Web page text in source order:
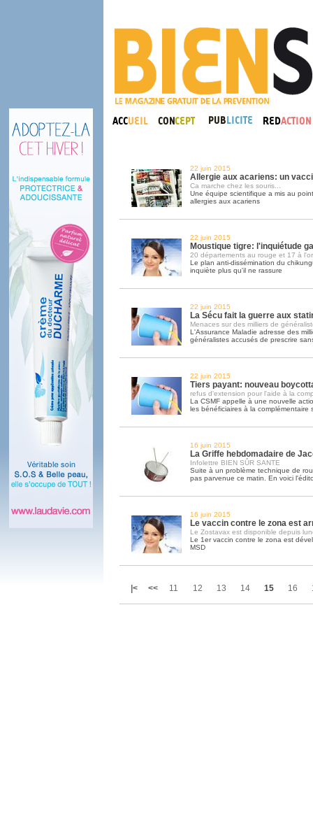
22 juin 2015
Allergie aux acariens: un
Ca marche chez les souris...
Une équipe scientifique a mis au
allergies aux acariens
22 juin 2015
Moustique tigre: l'inquiétude
20 départements au rouge et 17 à
Le plan anti-dissémination du
inquiète plus qu'il ne rassure
22 juin 2015
La Sécu fait la guerre aux
Menaces sur des milliers de
L'Assurance Maladie adresse des
généralistes accusés de prescrire
22 juin 2015
Tiers payant: nouveau
refus d'extension pour l'aide à la
La CSMF appelle à une nouvelle
les bénéficiaires à la complémentaire
16 juin 2015
La Griffe hebdomadaire de
Infolettre BIEN SÛR SANTE
Suite à un problème technique de
pas parvenue ce matin. En voici
16 juin 2015
Le vaccin contre le zona est
Le Zostavax est disponible depuis
Le 1er vaccin contre le zona est
MSD
|< << 11 12 13 14 15 16